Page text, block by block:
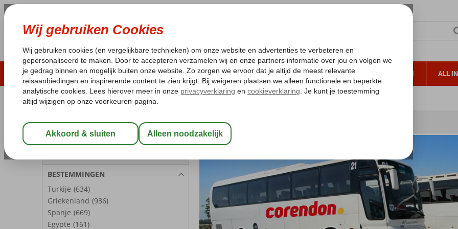
ZOMER 2026 LAST MINUTES WINTERZON ZONVAKANTIES VERRE REIZEN ALL
Laagsteprijsgarantie* Geen fueltoeslag Gratis annuleren*
REISGEZELSCHAP
Kamer 1: 2 Personen
BESTEMMINGEN
Turkije (634)
Griekenland (936)
Spanje (669)
Egypte (161)